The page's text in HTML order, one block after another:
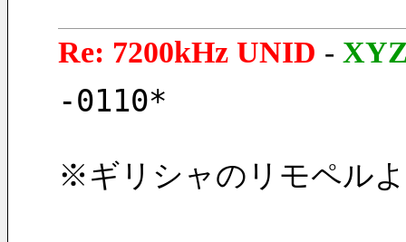
Re: 7200kHz UNID -
-0110*
※ギリシャのリモペル